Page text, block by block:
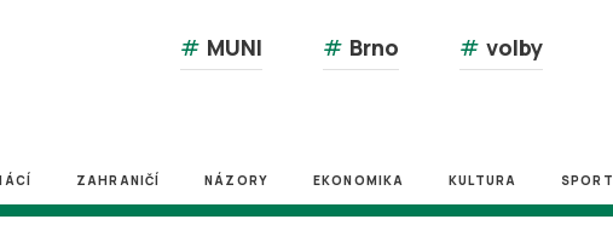
# MUNI # Brno # volby
ZAHRANIČÍ NÁZORY EKONOMIKA KULTURA SPORT